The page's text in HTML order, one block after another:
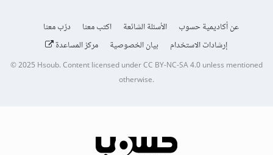
عن أكاديمية حسوب الأسئلة الشائعة اكتب معنا
درّب معنا
إرشادات الاستخدام
بيان الخصوصية مركز المساعدة
© 2025 Hsoub.Content licensed underCC BY-NC-SA 4.0unless mentioned
otherwise.